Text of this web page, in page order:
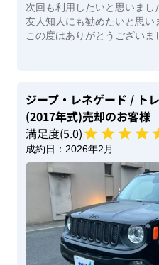
次回も利用したいと思いまし
友人知人にも勧めたいと思い
この度はありがとうございま
ジープ・レネゲード / ト
(2017年式)売却のお客様
満足度(5.0)
成約日： 2026年2月